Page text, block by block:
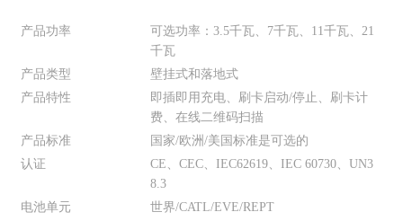
产品功率
可选功率：3.5千瓦、7千瓦、11千瓦、21
千瓦
产品类型
壁挂式和落地式
产品特性
即插即用充电、刷卡启动/停止、刷卡计
费、在线二维码扫描
产品标准
国家/欧洲/美国标准是可选的
认证
CE、CEC、IEC62619、IEC 60730、UN3
8.3
电池单元
世界/CATL/EVE/R​​EPT